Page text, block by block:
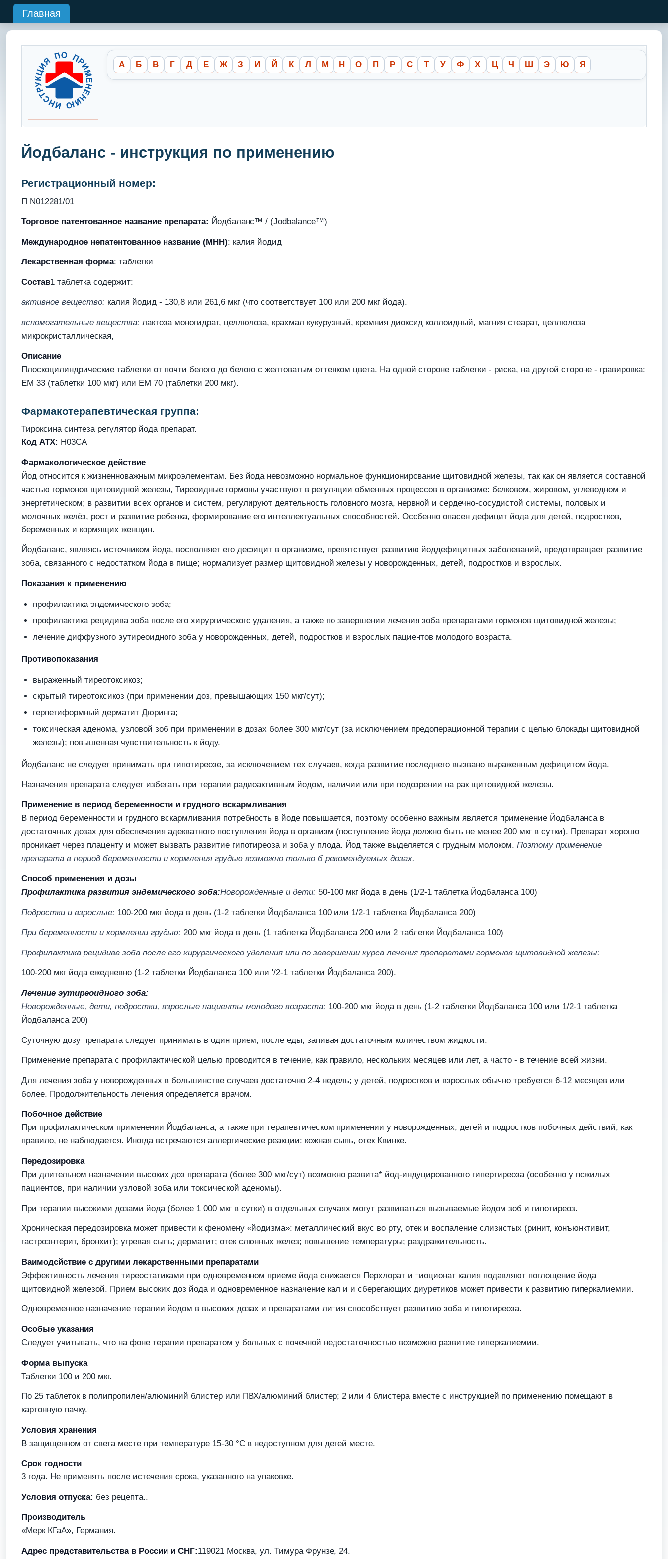
Главная
А Б В Г Д Е Ж З И Й К Л М Н О П Р С Т У Ф Х Ц Ч Ш Э Ю Я
Йодбаланс - инструкция по применению
Регистрационный номер:
П N012281/01
Торговое патентованное название препарата: Йодбаланс™ / (Jodbalance™)
Международное непатентованное название (МНН): калия йодид
Лекарственная форма: таблетки
Состав1 таблетка содержит:
активное вещество: калия йодид - 130,8 или 261,6 мкг (что соответствует 100 или 200 мкг йода).
вспомогательные вещества: лактоза моногидрат, целлюлоза, крахмал кукурузный, кремния диоксид коллоидный, магния стеарат, целлюлоза
микрокристаллическая,
Описание
Плоскоцилиндрические таблетки от почти белого до белого с желтоватым оттенком цвета. На одной стороне таблетки - риска, на другой стороне - гравировка:
ЕМ 33 (таблетки 100 мкг) или ЕМ 70 (таблетки 200 мкг).
Фармакотерапевтическая группа:
Тироксина синтеза регулятор йода препарат.
Код ATX: H03CA
Фармакологическое действие
Йод относится к жизненноважным микроэлементам. Без йода невозможно нормальное функционирование щитовидной железы, так как он является составной
частью гормонов щитовидной железы, Тиреоидные гормоны участвуют в регуляции обменных процессов в организме: белковом, жировом, углеводном и
энергетическом; в развитии всех органов и систем, регулируют деятельность головного мозга, нервной и сердечно-сосудистой системы, половых и
молочных желёз, рост и развитие ребенка, формирование его интеллектуальных способностей. Особенно опасен дефицит йода для детей, подростков,
беременных и кормящих женщин.
Йодбаланс, являясь источником йода, восполняет его дефицит в организме, препятствует развитию йоддефицитных заболеваний, предотвращает развитие
зоба, связанного с недостатком йода в пище; нормализует размер щитовидной железы у новорожденных, детей, подростков и взрослых.
Показания к применению
профилактика эндемического зоба;
профилактика рецидива зоба после его хирургического удаления, а также по завершении лечения зоба препаратами гормонов щитовидной железы;
лечение диффузного эутиреоидного зоба у новорожденных, детей, подростков и взрослых пациентов молодого возраста.
Противопоказания
выраженный тиреотоксикоз;
скрытый тиреотоксикоз (при применении доз, превышающих 150 мкг/сут);
герпетиформный дерматит Дюринга;
токсическая аденома, узловой зоб при применении в дозах более 300 мкг/сут (за исключением предоперационной терапии с целью блокады щитовидной
железы); повышенная чувствительность к йоду.
Йодбаланс не следует принимать при гипотиреозе, за исключением тех случаев, когда развитие последнего вызвано выраженным дефицитом йода.
Назначения препарата следует избегать при терапии радиоактивным йодом, наличии или при подозрении на рак щитовидной железы.
Применение в период беременности и грудного вскармливания
В период беременности и грудного вскармливания потребность в йоде повышается, поэтому особенно важным является применение Йодбаланса в
достаточных дозах для обеспечения адекватного поступления йода в организм (поступление йода должно быть не менее 200 мкг в сутки). Препарат хорошо
проникает через плаценту и может вызвать развитие гипотиреоза и зоба у плода. Йод также выделяется с грудным молоком. Поэтому применение
препарата в период беременности и кормления грудью возможно только б рекомендуемых дозах.
Способ применения и дозы
Профилактика развития эндемического зоба:Новорожденные и дети: 50-100 мкг йода в день (1/2-1 таблетка Йодбаланса 100)
Подростки и взрослые: 100-200 мкг йода в день (1-2 таблетки Йодбаланса 100 или 1/2-1 таблетка Йодбаланса 200)
При беременности и кормлении грудью: 200 мкг йода в день (1 таблетка Йодбаланса 200 или 2 таблетки Йодбаланса 100)
Профилактика рецидива зоба после его хирургического удаления или по завершении курса лечения препаратами гормонов щитовидной железы:
100-200 мкг йода ежедневно (1-2 таблетки Йодбаланса 100 или '/2-1 таблетки Йодбаланса 200).
Лечение эутиреоидного зоба:
Новорожденные, дети, подростки, взрослые пациенты молодого возраста: 100-200 мкг йода в день (1-2 таблетки Йодбаланса 100 или 1/2-1 таблетка
Йодбаланса 200)
Суточную дозу препарата следует принимать в один прием, после еды, запивая достаточным количеством жидкости.
Применение препарата с профилактической целью проводится в течение, как правило, нескольких месяцев или лет, а часто - в течение всей жизни.
Для лечения зоба у новорожденных в большинстве случаев достаточно 2-4 недель; у детей, подростков и взрослых обычно требуется 6-12 месяцев или
более. Продолжительность лечения определяется врачом.
Побочное действие
При профилактическом применении Йодбаланса, а также при терапевтическом применении у новорожденных, детей и подростков побочных действий, как
правило, не наблюдается. Иногда встречаются аллергические реакции: кожная сыпь, отек Квинке.
Передозировка
При длительном назначении высоких доз препарата (более 300 мкг/сут) возможно развита* йод-индуцированного гипертиреоза (особенно у пожилых
пациентов, при наличии узловой зоба или токсической аденомы).
При терапии высокими дозами йода (более 1 000 мкг в сутки) в отдельных случаях могут развиваться вызываемые йодом зоб и гипотиреоз.
Хроническая передозировка может привести к феномену «йодизма»: металлический вкус во рту, отек и воспаление слизистых (ринит, конъюнктивит,
гастроэнтерит, бронхит); угревая сыпь; дерматит; отек слюнных желез; повышение температуры; раздражительность.
Ваимодсйствие с другими лекарственными препаратами
Эффективность лечения тиреостатиками при одновременном приеме йода снижается Перхлорат и тиоционат калия подавляют поглощение йода
щитовидной железой. Прием высоких доз йода и одновременное назначение кал и и сберегающих диуретиков может привести к развитию гиперкалиемии.
Одновременное назначение терапии йодом в высоких дозах и препаратами лития cпocoбcтвyeт развитию зоба и гипотиреоза.
Особые указания
Следует учитывать, что на фоне терапии препаратом у больных с почечной недостаточностью возможно развитие гиперкалиемии.
Форма выпуска
Таблетки 100 и 200 мкг.
По 25 таблеток в полипропилен/алюминий блистер или ПВХ/алюминий блистер; 2 или 4 блистера вместе с инструкцией по применению помещают в
картонную пачку.
Условия хранения
В защищенном от света месте при температуре 15-30 °С в недоступном для детей месте.
Срок годности
3 года. Не применять после истечения срока, указанного на упаковке.
Условия отпуска: без рецепта..
Производитель
«Мерк КГаА», Германия.
Адрес представительства в России и СНГ:119021 Москва, ул. Тимура Фрунзе, 24.